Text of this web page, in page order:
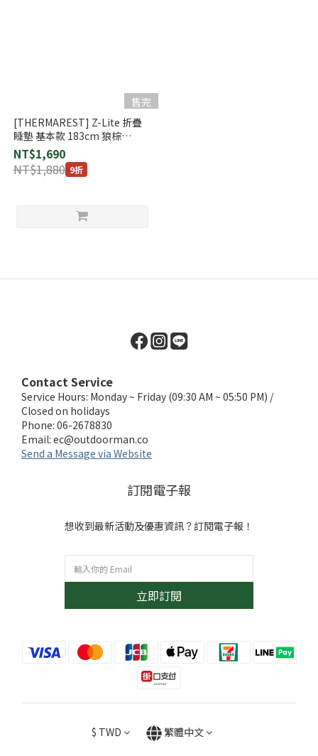
售完
[THERMAREST] Z-Lite 折疊
睡墊 基本款 183cm 狼棕
(02302)
NT$1,690
NT$1,880 9折
Contact Service
Service Hours: Monday ~ Friday (09:30 AM ~ 05:50 PM) /
Closed on holidays
Phone: 06-2678830
Email: ec@outdoorman.co
Send a Message via Website
訂閱電子報
想收到最新活動及優惠資訊？訂閱電子報！
立即訂閱
$ TWD 繁體中文